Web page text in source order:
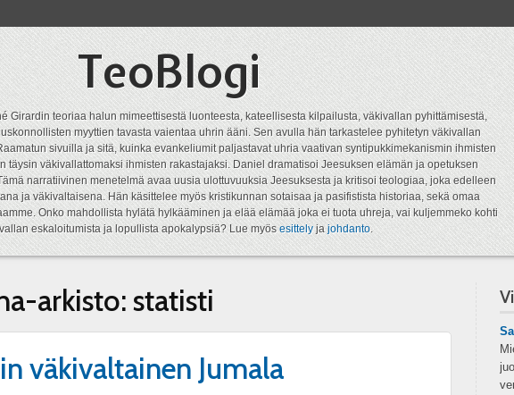
TeoBlogi
Girardin teoriaa halun mimeettisestä luonteesta, kateellisesta kilpailusta, väkivallan pyhittämisestä,
myyttien tavasta vaientaa uhrin ääni. Sen avulla hän tarkastelee pyhitetyn väkivallan
sivuilla ja sitä, kuinka evankeliumit paljastavat uhria vaativan syntipukkimekanismin ihmisten
täysin väkivallattomaksi ihmisten rakastajaksi. Daniel dramatisoi Jeesuksen elämän ja opetuksen
narratiivinen menetelmä avaa uusia ulottuvuuksia Jeesuksesta ja kritisoi teologiaa, joka edelleen
ja väkivaltaisena. Hän käsittelee myös kristikunnan sotaisaa ja pasifistista historiaa, sekä omaa
Onko mahdollista hylätä hylkääminen ja elää elämää joka ei tuota uhreja, vai kuljemmeko kohti
eskaloitumista ja lopullista apokalypsiä? Lue myösesittelyjajohdanto.
arkisto: statisti
väkivaltainen Jumala